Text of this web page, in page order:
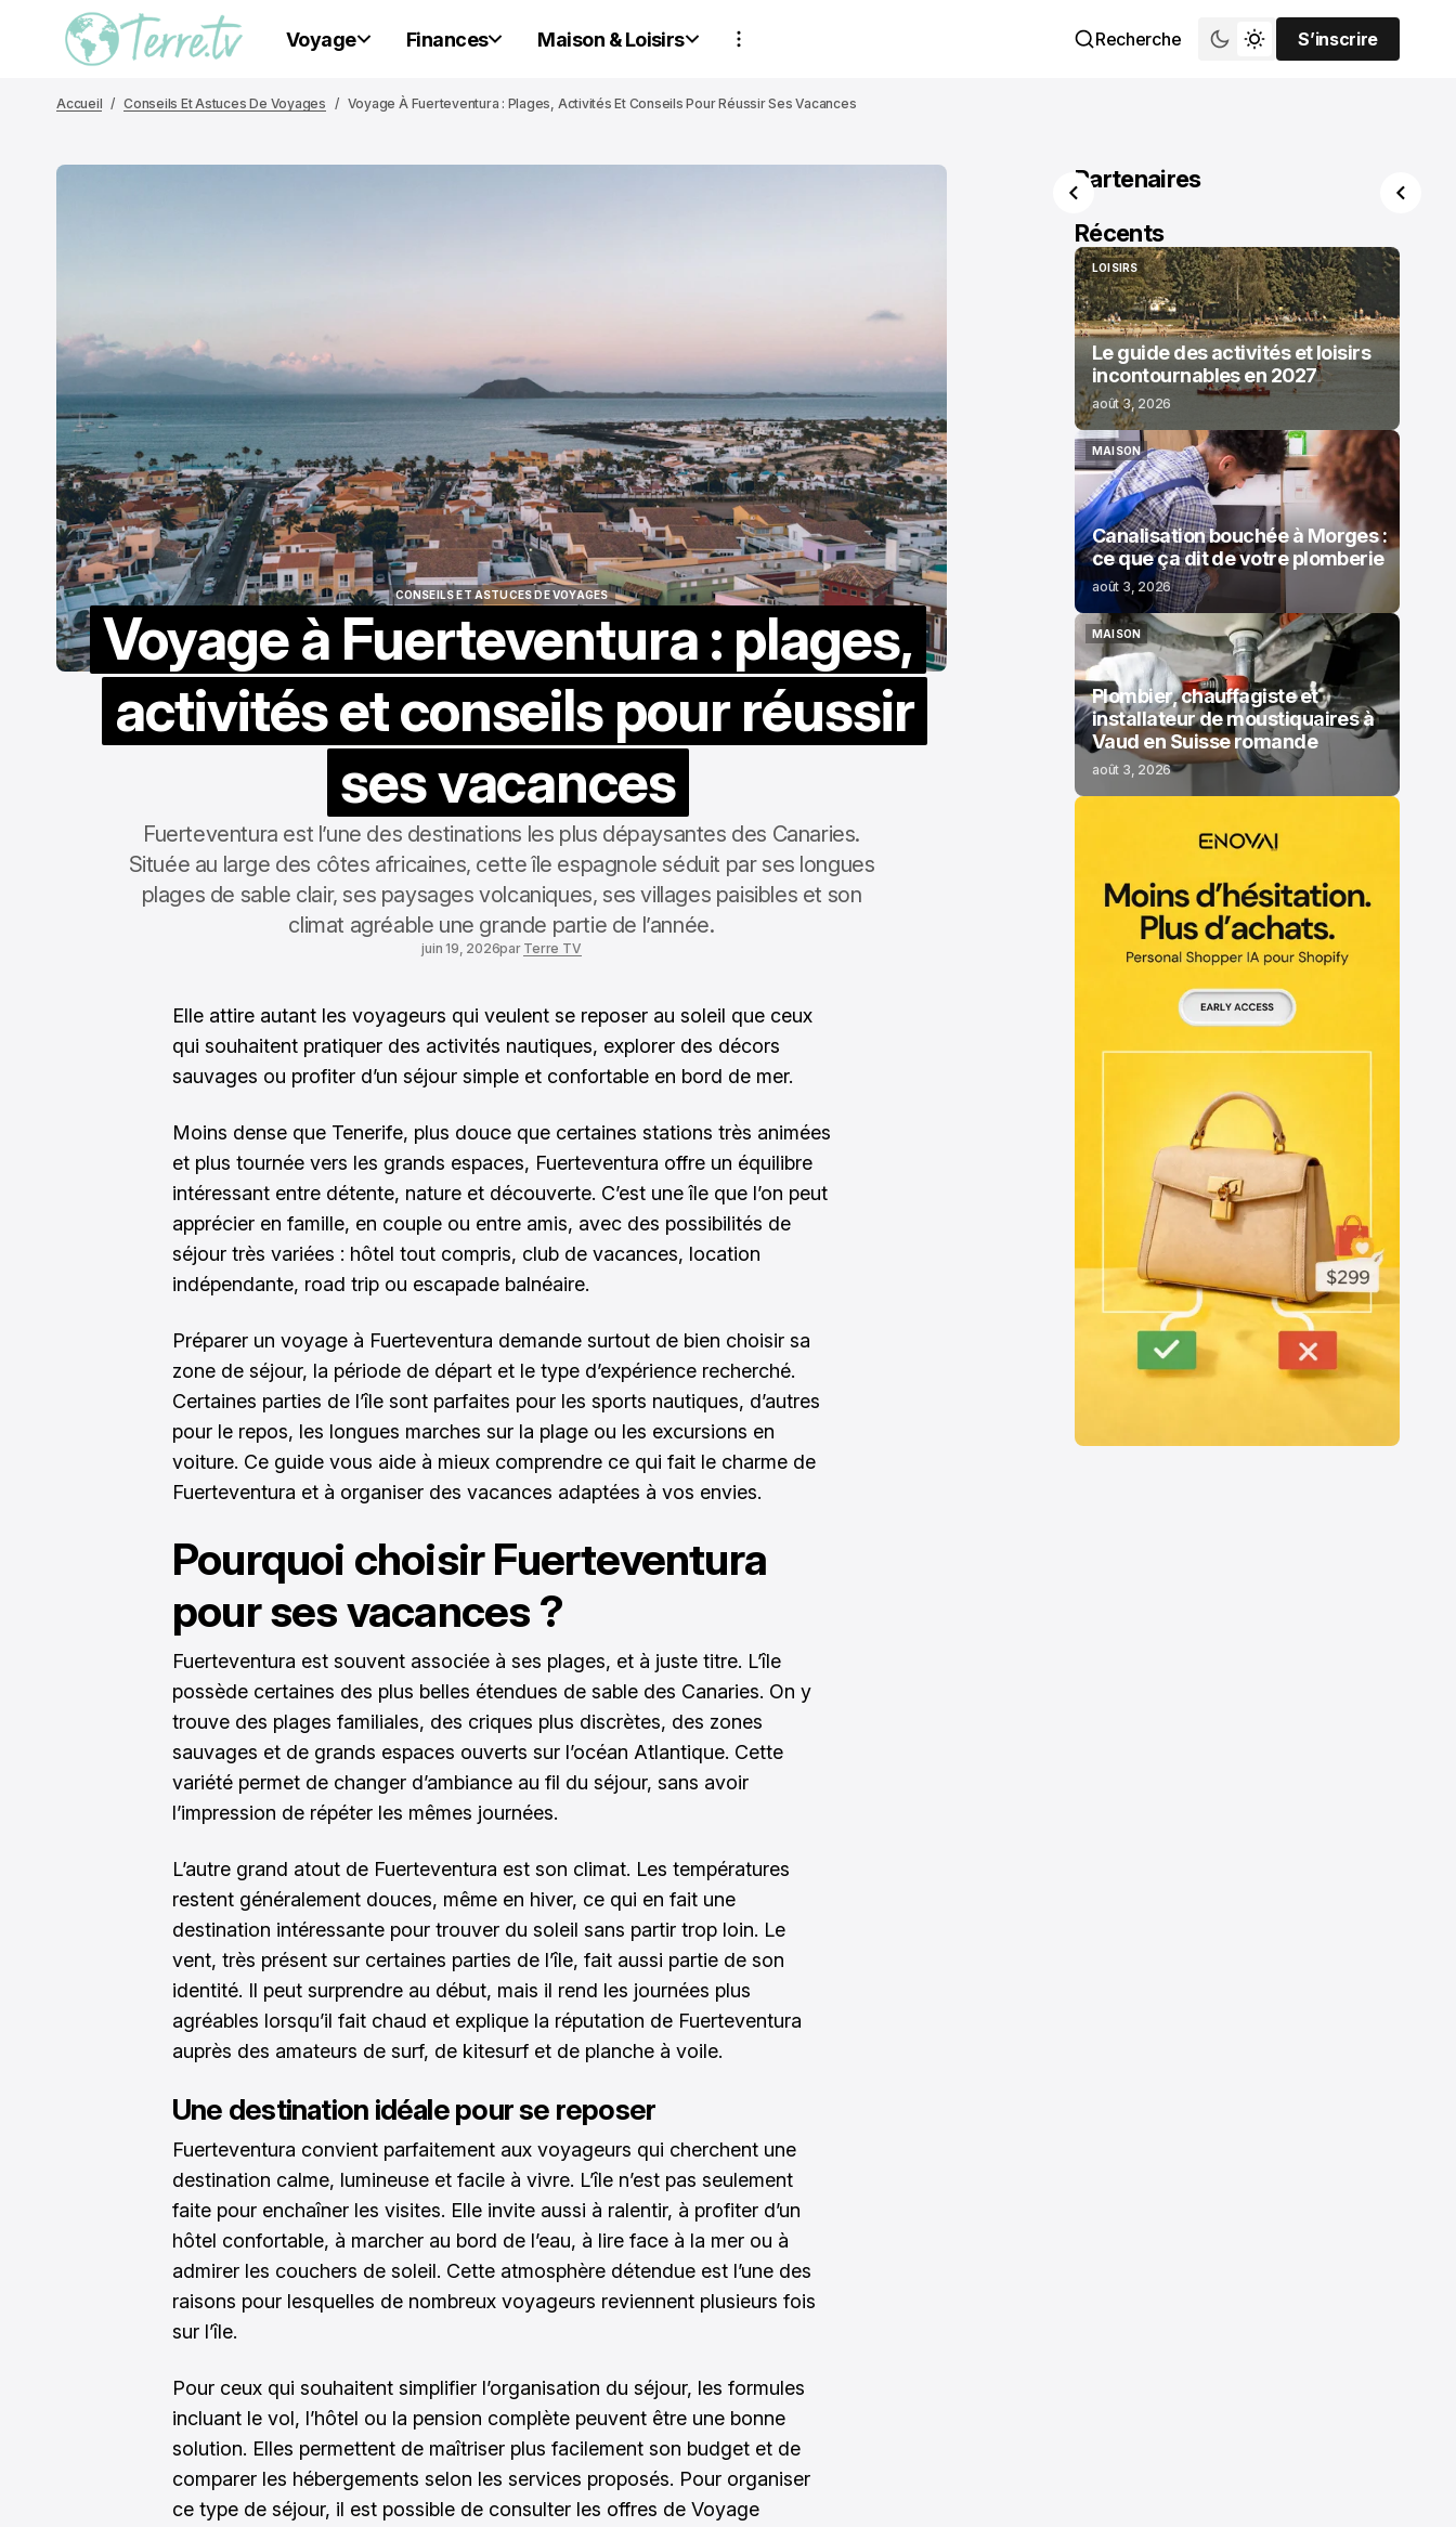
Voyage Finances Maison & Loisirs Recherche
S’inscrire
S’inscrire
Accueil Conseils Et Astuces De Voyages Voyage À Fuerteventura : Plages, Activités Et Conseils Pour Réussir Ses Vacances
CONSEILS ET ASTUCES DE VOYAGES
Voyage à Fuerteventura : plages,
activités et conseils pour réussir
ses vacances
Fuerteventura est l’une des destinations les plus dépaysantes des Canaries.
Située au large des côtes africaines, cette île espagnole séduit par ses longues
plages de sable clair, ses paysages volcaniques, ses villages paisibles et son
climat agréable une grande partie de l’année.
juin 19, 2026par Terre TV
Elle attire autant les voyageurs qui veulent se reposer au soleil que ceux
qui souhaitent pratiquer des activités nautiques, explorer des décors
sauvages ou profiter d’un séjour simple et confortable en bord de mer.
Moins dense que Tenerife, plus douce que certaines stations très animées
et plus tournée vers les grands espaces, Fuerteventura offre un équilibre
intéressant entre détente, nature et découverte. C’est une île que l’on peut
apprécier en famille, en couple ou entre amis, avec des possibilités de
séjour très variées : hôtel tout compris, club de vacances, location
indépendante, road trip ou escapade balnéaire.
Préparer un voyage à Fuerteventura demande surtout de bien choisir sa
zone de séjour, la période de départ et le type d’expérience recherché.
Certaines parties de l’île sont parfaites pour les sports nautiques, d’autres
pour le repos, les longues marches sur la plage ou les excursions en
voiture. Ce guide vous aide à mieux comprendre ce qui fait le charme de
Fuerteventura et à organiser des vacances adaptées à vos envies.
Pourquoi choisir Fuerteventura
pour ses vacances ?
Fuerteventura est souvent associée à ses plages, et à juste titre. L’île
possède certaines des plus belles étendues de sable des Canaries. On y
trouve des plages familiales, des criques plus discrètes, des zones
sauvages et de grands espaces ouverts sur l’océan Atlantique. Cette
variété permet de changer d’ambiance au fil du séjour, sans avoir
l’impression de répéter les mêmes journées.
L’autre grand atout de Fuerteventura est son climat. Les températures
restent généralement douces, même en hiver, ce qui en fait une
destination intéressante pour trouver du soleil sans partir trop loin. Le
vent, très présent sur certaines parties de l’île, fait aussi partie de son
identité. Il peut surprendre au début, mais il rend les journées plus
agréables lorsqu’il fait chaud et explique la réputation de Fuerteventura
auprès des amateurs de surf, de kitesurf et de planche à voile.
Une destination idéale pour se reposer
Fuerteventura convient parfaitement aux voyageurs qui cherchent une
destination calme, lumineuse et facile à vivre. L’île n’est pas seulement
faite pour enchaîner les visites. Elle invite aussi à ralentir, à profiter d’un
hôtel confortable, à marcher au bord de l’eau, à lire face à la mer ou à
admirer les couchers de soleil. Cette atmosphère détendue est l’une des
raisons pour lesquelles de nombreux voyageurs reviennent plusieurs fois
sur l’île.
Pour ceux qui souhaitent simplifier l’organisation du séjour, les formules
incluant le vol, l’hôtel ou la pension complète peuvent être une bonne
solution. Elles permettent de maîtriser plus facilement son budget et de
comparer les hébergements selon les services proposés. Pour organiser
ce type de séjour, il est possible de consulter les offres de Voyage
Partenaires
Récents
LOISIRS
LOISIRS
Le guide des activités et loisirs
incontournables en 2027
août 3, 2026
MAISON
MAISON
Canalisation bouchée à Morges :
ce que ça dit de votre plomberie
août 3, 2026
MAISON
MAISON
Plombier, chauffagiste et
installateur de moustiquaires à
Vaud en Suisse romande
août 3, 2026